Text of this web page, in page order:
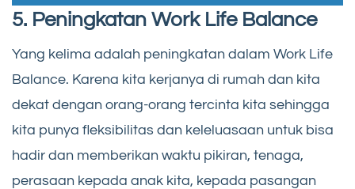
5. Peningkatan Work Life Balance
Yang kelima adalah peningkatan dalam Work Life
Balance. Karena kita kerjanya di rumah dan kita
dekat dengan orang-orang tercinta kita sehingga
kita punya fleksibilitas dan keleluasaan untuk bisa
hadir dan memberikan waktu pikiran, tenaga,
perasaan kepada anak kita, kepada pasangan